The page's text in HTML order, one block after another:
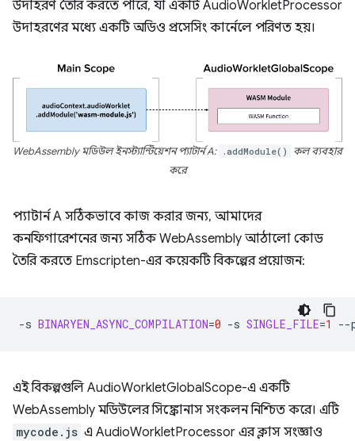
উদাহরণ তৈরি করতে পারে, যা একটি AudioWorkletProcessor
উদাহরণের মধ্যে একটি অডিও প্রসেসিং কার্নেলে পরিণত হয়।
WebAssembly মডিউল ইনস্ট্যান্টিয়েশন প্যাটার্ন A: .addModule()
কল ব্যবহার
করে
প্যাটার্ন A সঠিকভাবে কাজ করার জন্য, আমাদের
কনফিগারেশনের জন্য সঠিক WebAssembly আঠালো কোড
তৈরি করতে Emscripten-এর কয়েকটি বিকল্পের প্রয়োজন:
-s BINARYEN_ASYNC_COMPILATION=0 -s SINGLE_FILE=1 --
এই বিকল্পগুলি AudioWorkletGlobalScope-এ একটি
WebAssembly মডিউলের সিঙ্ক্রোনাস সংকলন নিশ্চিত করে। এটি
mycode.js এ AudioWorkletProcessor এর ক্লাস সংজ্ঞাও